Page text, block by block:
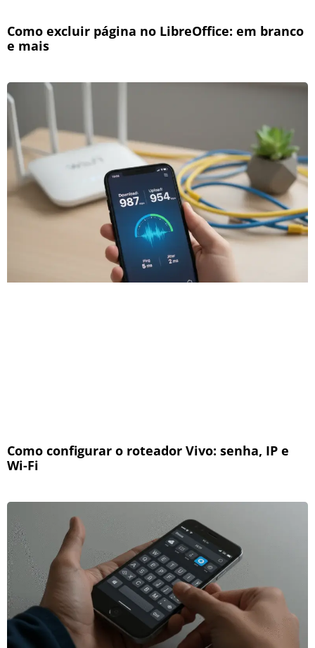
Como excluir página no LibreOffice: em branco
e mais
Como configurar o roteador Vivo: senha, IP e
Wi-Fi